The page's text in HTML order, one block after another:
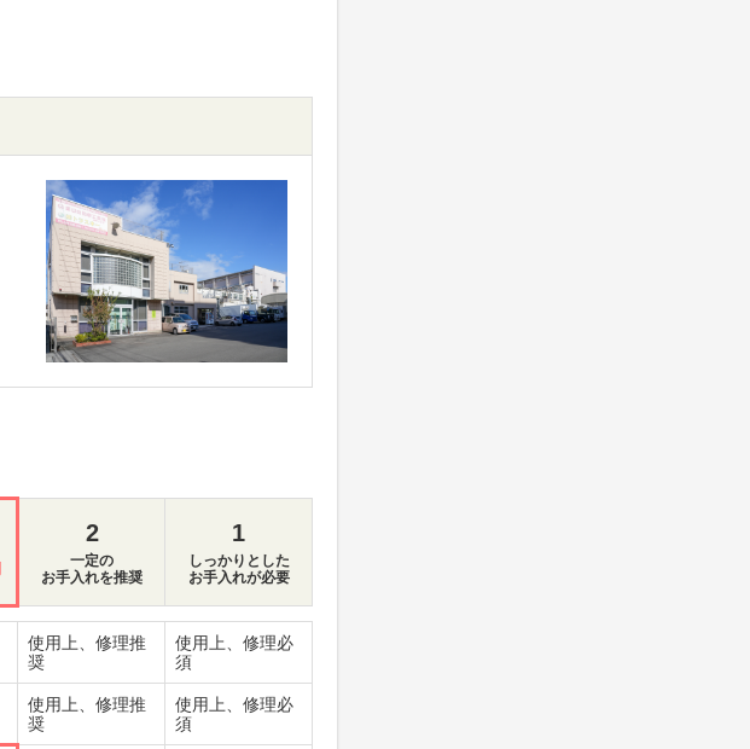
2
一定の
お手入れを推奨
1
しっかりとした
お手入れが必要
使用上、修理推
奨
使用上、修理必
須
使用上、修理推
奨
使用上、修理必
須